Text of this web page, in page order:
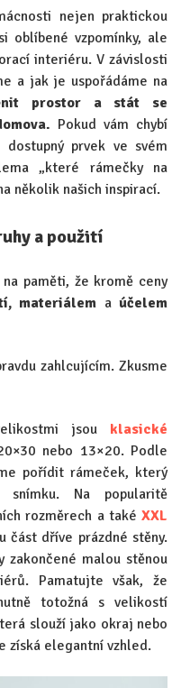
nejen praktickou
oblíbené vzpomínky, ale
interiéru. V závislosti
a jak je uspořádáme na
prostor a stát se
Pokud vám chybí
prvek ve svém
„které rámečky na
několik našich inspirací.
a použití
paměti, že kromě ceny
materiálem aúčelem
zahlcujícím. Zkusme
jsou klasické
nebo 13×20. Podle
pořídit rámeček, který
snímku. Na popularitě
rozměrech a také XXL
část dříve prázdné stěny.
zakončené malou stěnou
Pamatujte však, že
totožná s velikostí
slouží jako okraj nebo
získá elegantní vzhled.